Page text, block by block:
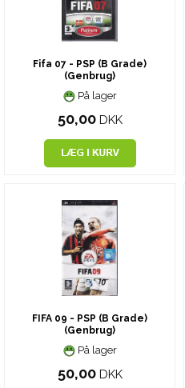
Fifa 07 - PSP (B Grade)
(Genbrug)
På lager
50,00 DKK
FIFA 09 - PSP (B Grade)
(Genbrug)
På lager
50,00 DKK